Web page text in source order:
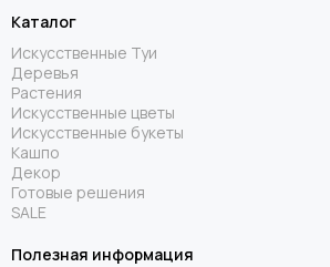
Каталог
Искусственные Туи
Деревья
Растения
Искусственные цветы
Искусственные букеты
Кашпо
Декор
Готовые решения
SALE
Полезная информация